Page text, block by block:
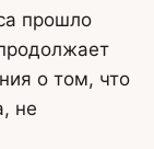
прошло
о том, что
не